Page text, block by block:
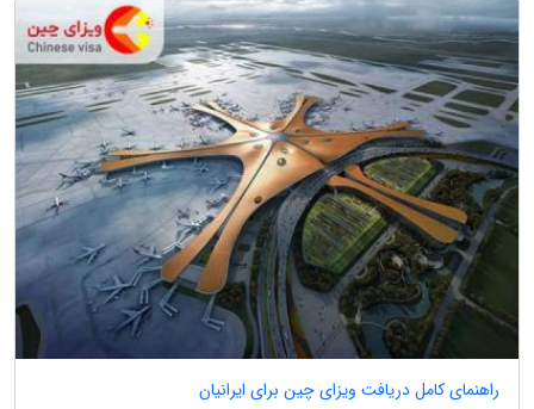
راهنمای کامل دریافت ویزای چین برای ایرانیان